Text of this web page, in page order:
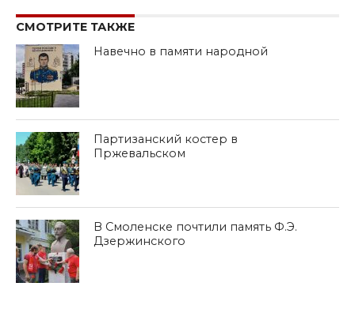
СМОТРИТЕ ТАКЖЕ
Навечно в памяти народной
Партизанский костер в
Пржевальском
В Смоленске почтили память Ф.Э.
Дзержинского